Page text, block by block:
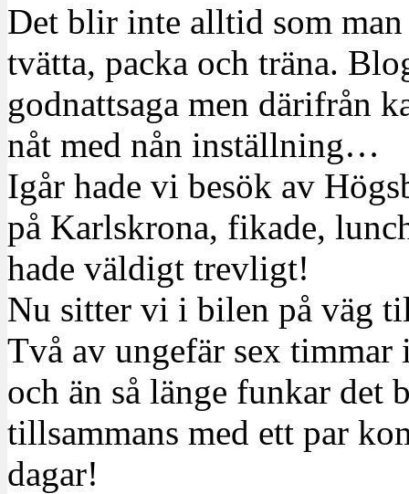
Det blir inte alltid som
tvätta, packa och träna.
godnattsaga men därifrån
nåt med nån inställning…
Igår hade vi besök av
på Karlskrona, fikade,
hade väldigt trevligt!
Nu sitter vi i bilen på väg
Två av ungefär sex
och än så länge funkar det
tillsammans med ett par
dagar!